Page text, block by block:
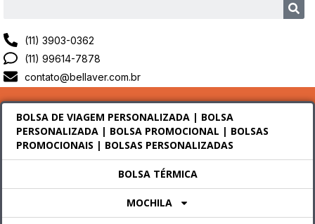
(11) 3903-0362
(11) 99614-7878
contato@bellaver.com.br
BOLSA DE VIAGEM PERSONALIZADA | BOLSA
PERSONALIZADA | BOLSA PROMOCIONAL | BOLSAS
PROMOCIONAIS | BOLSAS PERSONALIZADAS
BOLSA TÉRMICA
MOCHILA